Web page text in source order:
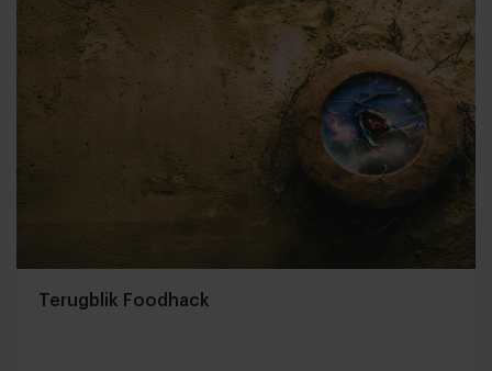
Terugblik Foodhack